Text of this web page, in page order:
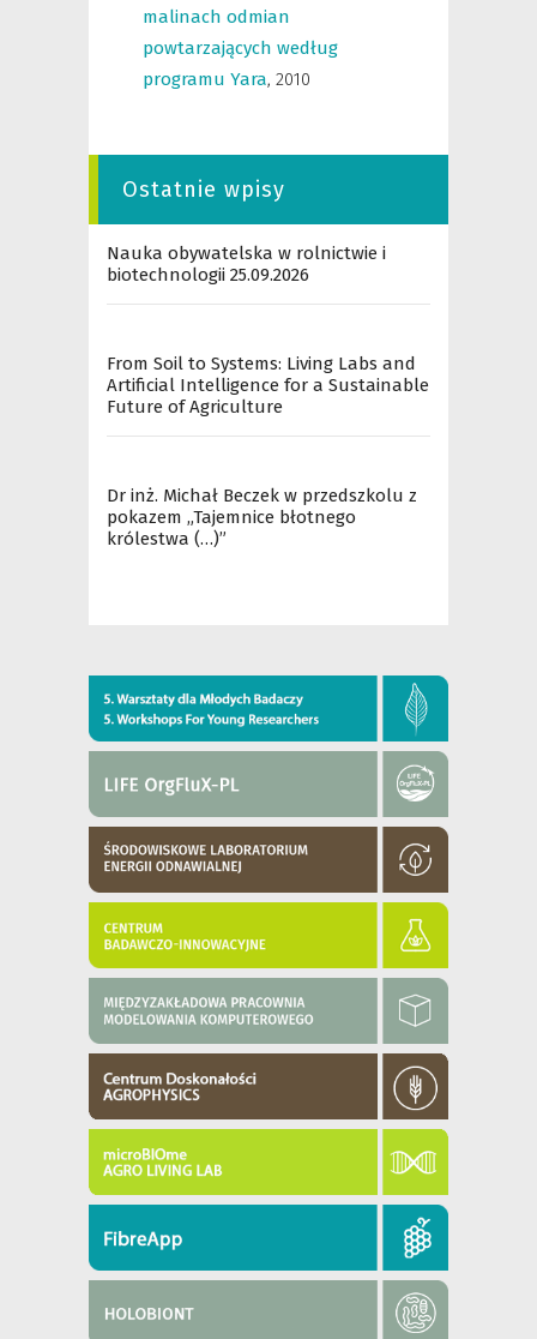
malinach odmian
powtarzających według
programu Yara, 2010
Ostatnie wpisy
Nauka obywatelska w rolnictwie i
biotechnologii 25.09.2026
From Soil to Systems: Living Labs and
Artificial Intelligence for a Sustainable
Future of Agriculture
Dr inż. Michał Beczek w przedszkolu z
pokazem „Tajemnice błotnego
królestwa (…)”